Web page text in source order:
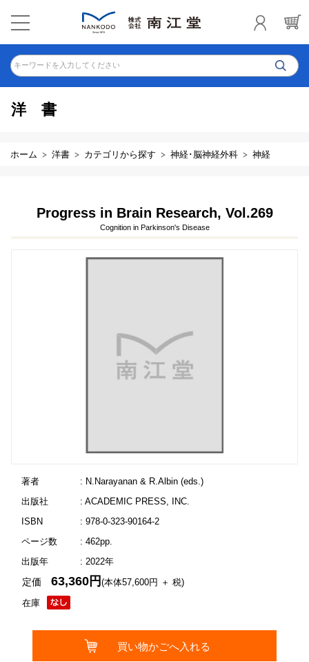
キーワードを入力してください
洋書
ホーム 洋書 カテゴリから探す 神経･脳神経外科 神経
Progress in Brain Research, Vol.269
Cognition in Parkinson's Disease
著者
: N.Narayanan & R.Albin (eds.)
出版社
: ACADEMIC PRESS, INC.
ISBN
: 978-0-323-90164-2
ページ数
: 462pp.
出版年
: 2022年
在庫
定価63,360円(本体57,600円 ＋ 税)